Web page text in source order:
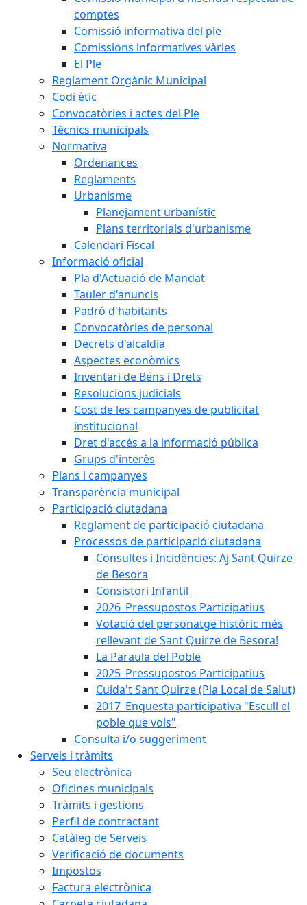
comptes
Comissió informativa del ple
Comissions informatives vàries
El Ple
Reglament Orgànic Municipal
Codi ètic
Convocatòries i actes del Ple
Tècnics municipals
Normativa
Ordenances
Reglaments
Urbanisme
Planejament urbanístic
Plans territorials d'urbanisme
Calendari Fiscal
Informació oficial
Pla d'Actuació de Mandat
Tauler d'anuncis
Padró d'habitants
Convocatòries de personal
Decrets d'alcaldia
Aspectes econòmics
Inventari de Béns i Drets
Resolucions judicials
Cost de les campanyes de publicitat
institucional
Dret d'accés a la informació pública
Grups d'interès
Plans i campanyes
Transparència municipal
Participació ciutadana
Reglament de participació ciutadana
Processos de participació ciutadana
Consultes i Incidències: Aj Sant Quirze
de Besora
Consistori Infantil
2026_Pressupostos Participatius
Votació del personatge històric més
rellevant de Sant Quirze de Besora!
La Paraula del Poble
2025_Pressupostos Participatius
Cuida't Sant Quirze (Pla Local de Salut)
2017_Enquesta participativa "Escull el
poble que vols"
Consulta i/o suggeriment
Serveis i tràmits
Seu electrònica
Oficines municipals
Tràmits i gestions
Perfil de contractant
Catàleg de Serveis
Verificació de documents
Impostos
Factura electrònica